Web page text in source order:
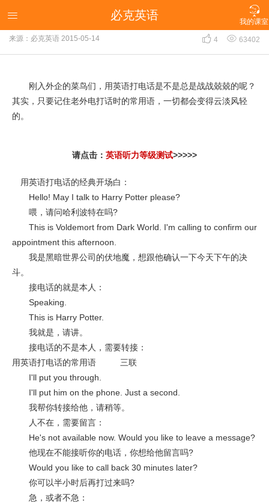

我的课室
 必克英语
电话英语口语：用英语打电话的常用语
来源：必克英语 2015-05-14  4  63402
刚入外企的菜鸟们，用英语打电话是不是总是战战兢兢的呢？
其实，只要记住老外电打话时的常用语，一切都会变得云淡风轻
的。
请点击： 英语听力等级测试>>>>>
用英语打电话的经典开场白：
Hello! May I talk to Harry Potter please?
喂，请问哈利波特在吗?
This is Voldemort from Dark World. I'm calling to confirm our
appointment this afternoon.
我是黑暗世界公司的伏地魔，想跟他确认一下今天下午的决
斗。
接电话的就是本人：
Speaking.
This is Harry Potter.
我就是，请讲。
接电话的不是本人，需要转接：
用英语打电话的常用语 三联
I'll put you through.
I'll put him on the phone. Just a second.
我帮你转接给他，请稍等。
人不在，需要留言：
He's not available now. Would you like to leave a message?
他现在不能接听你的电话，你想给他留言吗?
Would you like to call back 30 minutes later?
你可以半小时后再打过来吗?
急，或者不急：